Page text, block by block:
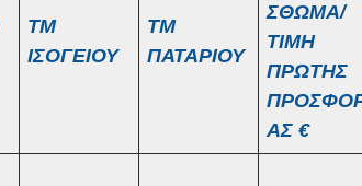
ΤΜ
ΙΣΟΓΕΙΟΥ
ΤΜ
ΠΑΤΑΡΙΟΥ
ΣΘΩΜΑ/
ΤΙΜΗ
ΠΡΩΤΗΣ
ΑΣ €